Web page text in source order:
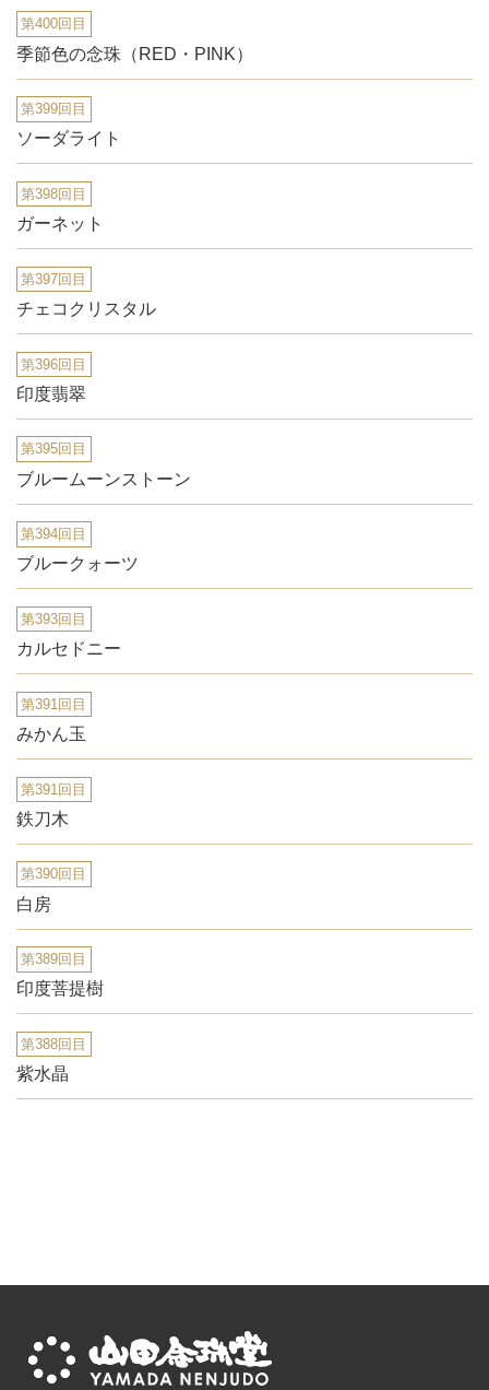
第400回目
季節色の念珠（RED・PINK）
第399回目
ソーダライト
第398回目
ガーネット
第397回目
チェコクリスタル
第396回目
印度翡翠
第395回目
ブルームーンストーン
第394回目
ブルークォーツ
第393回目
カルセドニー
第391回目
みかん玉
第391回目
鉄刀木
第390回目
白房
第389回目
印度菩提樹
第388回目
紫水晶